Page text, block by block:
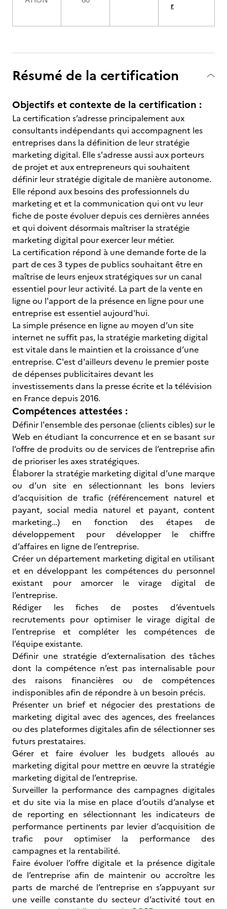
r
Résumé de la certification
Objectifs et contexte de la certification :
La certification s’adresse principalement aux
consultants indépendants qui accompagnent les
entreprises dans la définition de leur stratégie
marketing digital. Elle s'adresse aussi aux porteurs
de projet et aux entrepreneurs qui souhaitent
définir leur stratégie digitale de manière autonome.
Elle répond aux besoins des professionnels du
marketing et et la communication qui ont vu leur
fiche de poste évoluer depuis ces dernières années
et qui doivent désormais maîtriser la stratégie
marketing digital pour exercer leur métier.
La certification répond à une demande forte de la
part de ces 3 types de publics souhaitant être en
maîtrise de leurs enjeux stratégiques sur un canal
essentiel pour leur activité. La part de la vente en
ligne ou l'apport de la présence en ligne pour une
entreprise est essentiel aujourd'hui.
La simple présence en ligne au moyen d’un site
internet ne suffit pas, la stratégie marketing digital
est vitale dans le maintien et la croissance d’une
entreprise. C'est d'ailleurs devenu le premier poste
de dépenses publicitaires devant les
investissements dans la presse écrite et la télévision
en France depuis 2016.
Compétences attestées :
Définir l'ensemble des personae (clients cibles) sur le
Web en étudiant la concurrence et en se basant sur
l’offre de produits ou de services de l’entreprise afin
de prioriser les axes stratégiques.
Élaborer la stratégie marketing digital d’une marque
ou d’un site en sélectionnant les bons leviers
d’acquisition de trafic (référencement naturel et
payant, social media naturel et payant, content
marketing…) en fonction des étapes de
développement pour développer le chiffre
d’affaires en ligne de l’entreprise.
Créer un département marketing digital en utilisant
et en développant les compétences du personnel
existant pour amorcer le virage digital de
l’entreprise.
Rédiger les fiches de postes d’éventuels
recrutements pour optimiser le virage digital de
l’entreprise et compléter les compétences de
l’équipe existante.
Définir une stratégie d’externalisation des tâches
dont la compétence n’est pas internalisable pour
des raisons financières ou de compétences
indisponibles afin de répondre à un besoin précis.
Présenter un brief et négocier des prestations de
marketing digital avec des agences, des freelances
ou des plateformes digitales afin de sélectionner ses
futurs prestataires.
Gérer et faire évoluer les budgets alloués au
marketing digital pour mettre en œuvre la stratégie
marketing digital de l’entreprise.
Surveiller la performance des campagnes digitales
et du site via la mise en place d’outils d’analyse et
de reporting en sélectionnant les indicateurs de
performance pertinents par levier d’acquisition de
trafic pour optimiser la performance des
campagnes et la rentabilité.
Faire évoluer l’offre digitale et la présence digitale
de l’entreprise afin de maintenir ou accroître les
parts de marché de l’entreprise en s’appuyant sur
une veille constante du secteur d’activité tout en